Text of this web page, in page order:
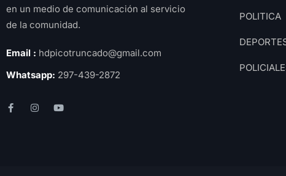
en un medio de comunicación al servicio
de la comunidad.
Email : hdpicotruncado@gmail.com
Whatsapp: 297-439-2872
POLITICA